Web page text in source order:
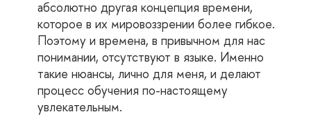
абсолютно другая концепция времени,
которое в их мировоззрении более гибкое.
Поэтому и времена, в привычном для нас
понимании, отсутствуют в языке. Именно
такие нюансы, лично для меня, и делают
процесс обучения по-настоящему
увлекательным.